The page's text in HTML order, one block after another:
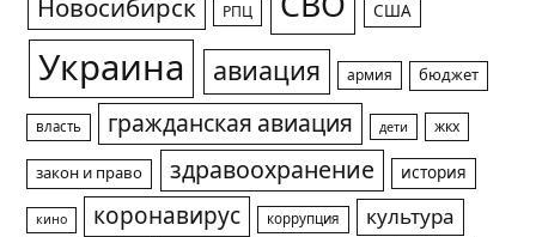
Новосибирск РПЦ США
Украина авиация армия бюджет
власть гражданская авиация дети жкх
закон и право здравоохранение история
кино коронавирус коррупция
культура